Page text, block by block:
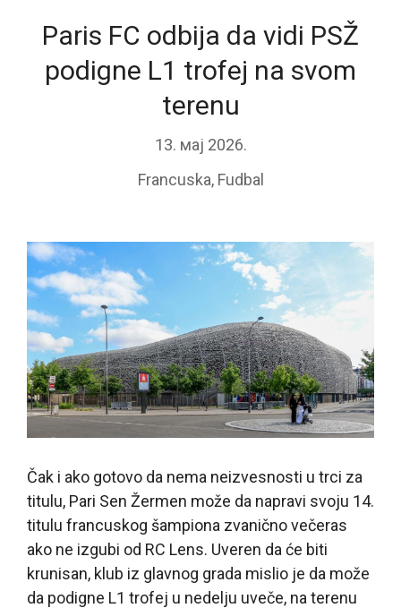
Paris FC odbija da vidi PSŽ
podigne L1 trofej na svom
terenu
13. мај 2026.
Francuska, Fudbal
Čak i ako gotovo da nema neizvesnosti u trci za
titulu, Pari Sen Žermen može da napravi svoju 14.
titulu francuskog šampiona zvanično večeras
ako ne izgubi od RC Lens. Uveren da će biti
krunisan, klub iz glavnog grada mislio je da može
da podigne L1 trofej u nedelju uveče, na terenu